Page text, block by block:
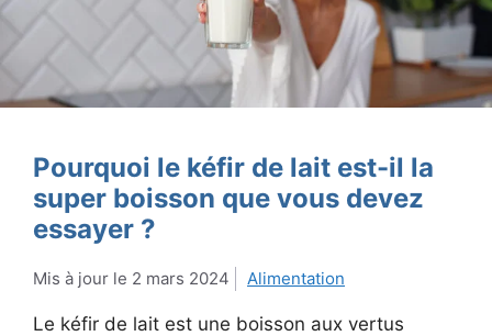
Pourquoi le kéfir de lait est-il la
super boisson que vous devez
essayer ?
2 mars 2024 Alimentation
Le kéfir de lait est une boisson aux vertus